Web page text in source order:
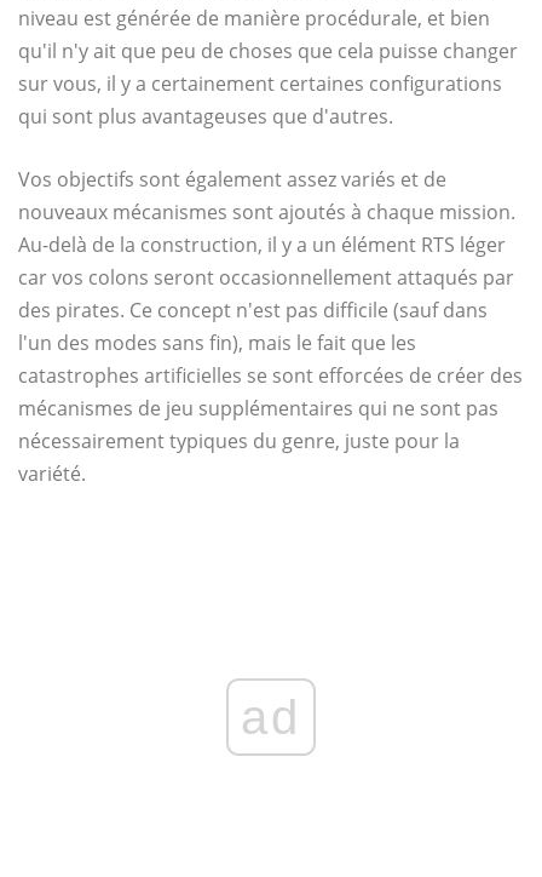
niveau est générée de manière procédurale, et bien
qu'il n'y ait que peu de choses que cela puisse changer
sur vous, il y a certainement certaines configurations
qui sont plus avantageuses que d'autres.
Vos objectifs sont également assez variés et de
nouveaux mécanismes sont ajoutés à chaque mission.
Au-delà de la construction, il y a un élément RTS léger
car vos colons seront occasionnellement attaqués par
des pirates. Ce concept n'est pas difficile (sauf dans
l'un des modes sans fin), mais le fait que les
catastrophes artificielles se sont efforcées de créer des
mécanismes de jeu supplémentaires qui ne sont pas
nécessairement typiques du genre, juste pour la
variété.
ad